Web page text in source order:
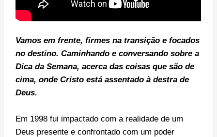
Vamos em frente, firmes na transição e focados
no destino. Caminhando e conversando sobre a
Dica da Semana, acerca das coisas que são de
cima, onde Cristo está assentado à destra de
Deus.
Em 1998 fui impactado com a realidade de um
Deus presente e confrontado com um poder